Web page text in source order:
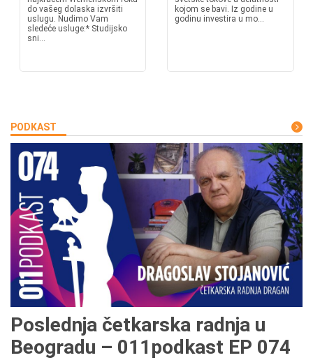
do vašeg dolaska izvršiti
uslugu. Nudimo Vam
sledeće usluge:* Studijsko
sni...
kojom se bavi. Iz godine u
godinu investira u mo...
PODKAST
Poslednja četkarska radnja u
Beogradu – 011podkast EP 074